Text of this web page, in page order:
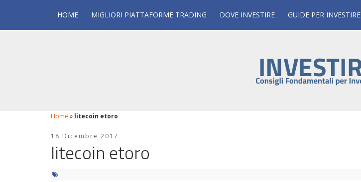
HOME MIGLIORI PIATTAFORME TRADING DOVE INVESTIRE GUIDE PER INVESTIRE
Home » litecoin etoro
18 Dicembre 2017
litecoin etoro